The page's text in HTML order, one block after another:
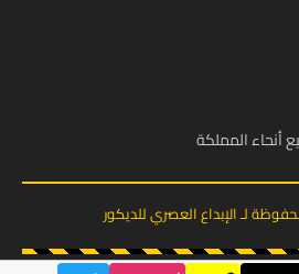
أنحاء المملكة
لـ الإبداع العصري للديكور